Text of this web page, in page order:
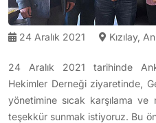
24 Aralık 2021 Kızılay,
24 Aralık 2021 tarihinde
Hekimler Derneği ziyaretinde,
yönetimine sıcak karşılama
teşekkür sunmak istiyoruz. Bu